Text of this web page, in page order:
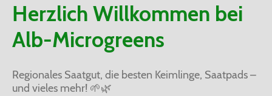
Herzlich Willkommen bei
Alb-Microgreens
Regionales Saatgut, die besten Keimlinge, Saatpads –
und vieles mehr! 🌱🌿